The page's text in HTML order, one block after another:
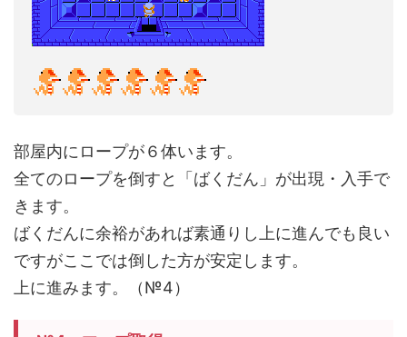
部屋内にロープが６体います。
全てのロープを倒すと「ばくだん」が出現・入手で
きます。
ばくだんに余裕があれば素通りし上に進んでも良い
ですがここでは倒した方が安定します。
上に進みます。（№4）